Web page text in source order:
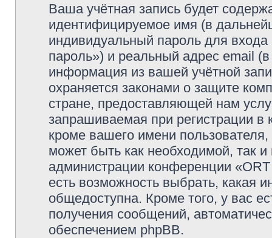
Ваша учётная запись будет
идентифицируемое имя (в
индивидуальный пароль для
пароль») и реальный адрес email
информация из вашей учётной
охраняется законами о защите
стране, предоставляющей нам
запрашиваемая при регистрации
кроме вашего имени
может быть как необходимой, так
администрации конференции
есть возможность выбрать, какая
общедоступна. Кроме того, у вас
получения сообщений,
обеспечением phpBB.